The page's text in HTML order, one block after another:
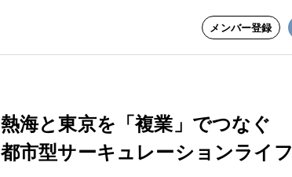
メンバー登録
熱海と東京を「複業」でつなぐ
都市型サーキュレーションライフ